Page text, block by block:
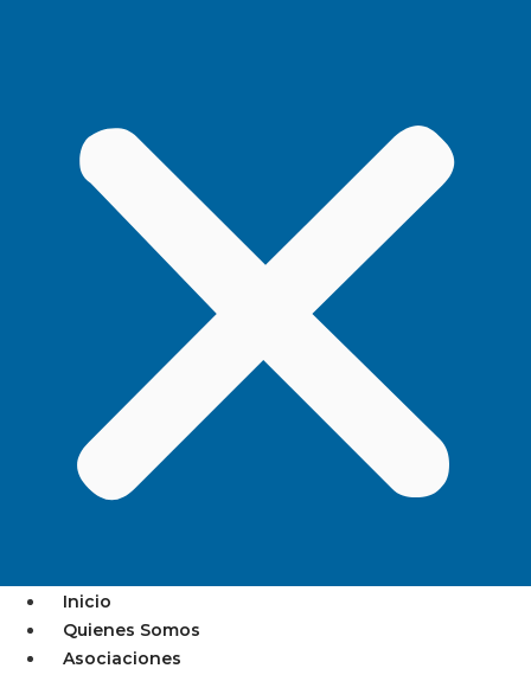
Inicio
Quienes Somos
Asociaciones